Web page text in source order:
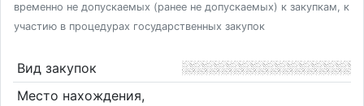
временно не допускаемых (ранее не допускаемых) к закупкам, к
участию в процедурах государственных закупок
Вид закупок
Место нахождения,